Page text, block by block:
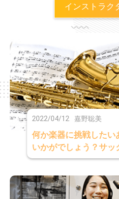
インストラク
2022/04/12 嘉野聡美
何か楽器に挑戦した
いかがでしょう？サ